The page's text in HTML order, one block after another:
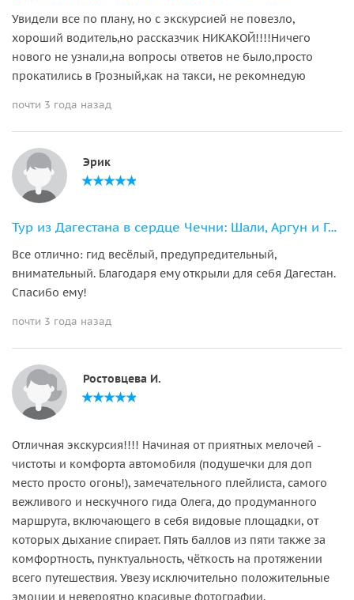
Увидели все по плану, но с экскурсией не повезло,
хороший водитель,но рассказчик НИКАКОЙ!!!!Ничего
нового не узнали,на вопросы ответов не было,просто
прокатились в Грозный,как на такси, не рекомнедую
почти 3 года назад
Эрик
Тур из Дагестана в сердце Чечни: Шали, Аргун и Грозный
Все отлично: гид весёлый, предупредительный,
внимательный. Благодаря ему открыли для себя Дагестан.
Спасибо ему!
почти 3 года назад
Ростовцева И.
Отличная экскурсия!!!! Начиная от приятных мелочей -
чистоты и комфорта автомобиля (подушечки для доп
место просто огонь!), замечательного плейлиста, самого
вежливого и нескучного гида Олега, до продуманного
маршрута, включающего в себя видовые площадки, от
которых дыхание спирает. Пять баллов из пяти также за
комфортность, пунктуальность, чёткость на протяжении
всего путешествия. Увезу исключительно положительные
эмоции и невероятно красивые фотографии.